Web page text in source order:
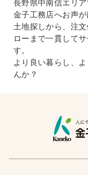
金子工務店へお声が
土地探しから、注
ローまで一貫して
す。
より良い暮らし、
んか？